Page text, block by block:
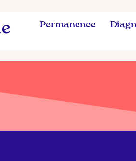
Permanence